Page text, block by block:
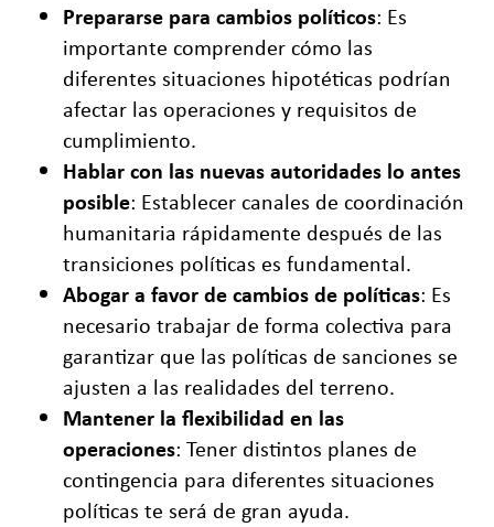
Prepararse para cambios políticos: Es
importante comprender cómo las
diferentes situaciones hipotéticas podrían
afectar las operaciones y requisitos de
cumplimiento.
Hablar con las nuevas autoridades lo antes
posible: Establecer canales de coordinación
humanitaria rápidamente después de las
transiciones políticas es fundamental.
Abogar a favor de cambios de políticas: Es
necesario trabajar de forma colectiva para
garantizar que las políticas de sanciones se
ajusten a las realidades del terreno.
Mantener la flexibilidad en las
operaciones: Tener distintos planes de
contingencia para diferentes situaciones
políticas te será de gran ayuda.